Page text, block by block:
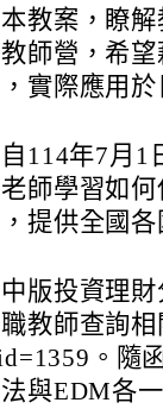
教案，瞭
師營，希
實際應用
114年7月1
師學習如
提供全國
版投資理
教師查詢
。隨
與EDM各